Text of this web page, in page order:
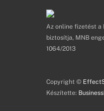
Az online fizetést a
biztosítja, MNB
1064/2013
Copyright ©
Készítette: